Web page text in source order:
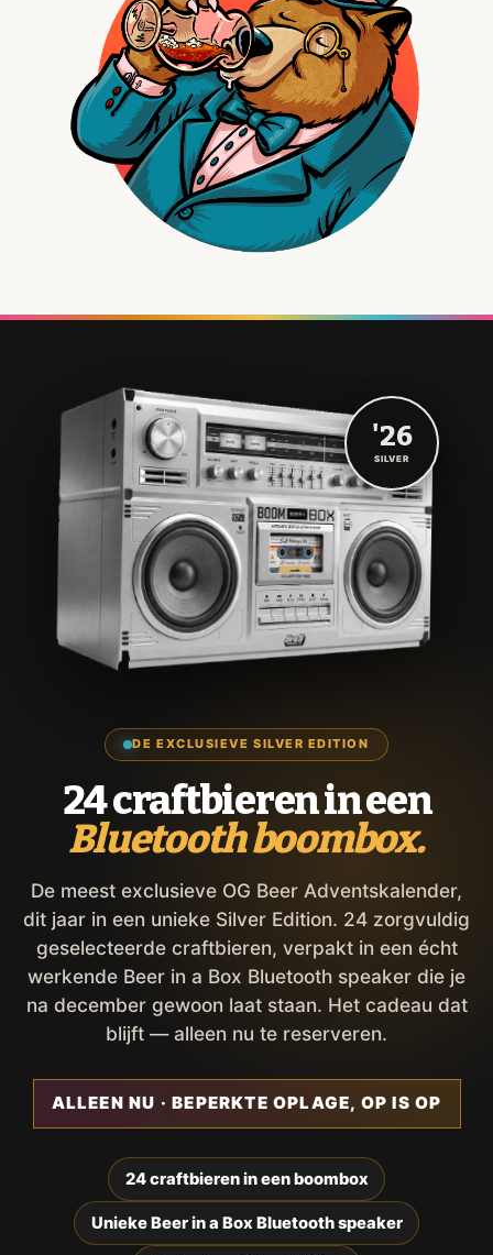
DE EXCLUSIEVE SILVER EDITION
24 craftbieren in een
Bluetooth boombox.
De meest exclusieve OG Beer Adventskalender,
dit jaar in een unieke Silver Edition. 24 zorgvuldig
geselecteerde craftbieren, verpakt in een écht
werkende Beer in a Box Bluetooth speaker die je
na december gewoon laat staan. Het cadeau dat
blijft — alleen nu te reserveren.
ALLEEN NU · BEPERKTE OPLAGE, OP IS OP
24 craftbieren in een boombox
Unieke Beer in a Box Bluetooth speaker
'26
SILVER